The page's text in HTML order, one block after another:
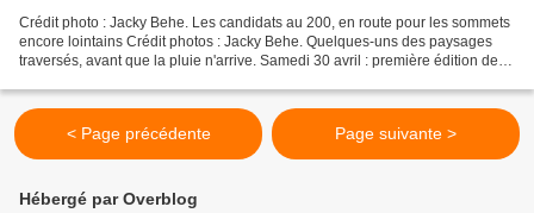
Crédit photo : Jacky Behe. Les candidats au 200, en route pour les sommets
encore lointains Crédit photos : Jacky Behe. Quelques-uns des paysages
traversés, avant que la pluie n'arrive. Samedi 30 avril : première édition des
< Page précédente Page suivante >
Hébergé par Overblog